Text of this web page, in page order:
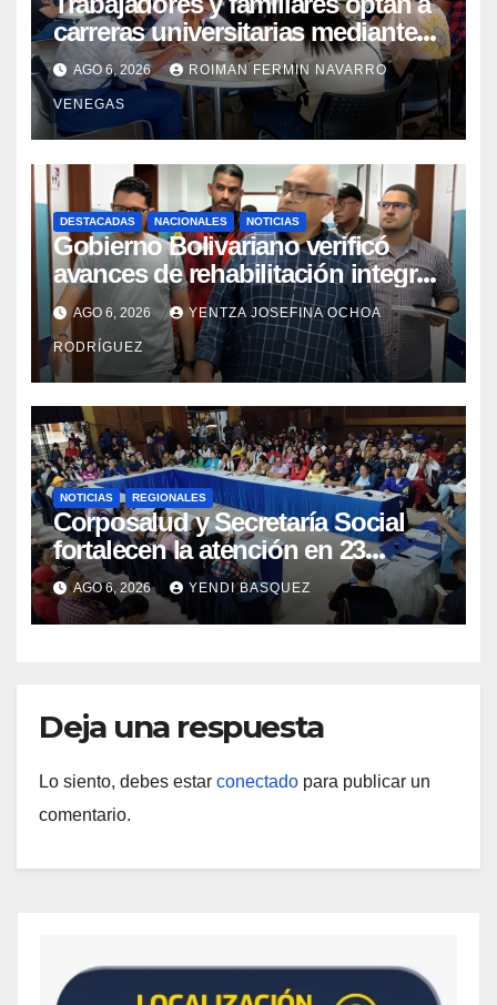
carreras universitarias mediante
convenio entre MinSalud y la UCV
AGO 6, 2026 ROIMAN FERMIN NAVARRO
VENEGAS
DESTACADAS NACIONALES NOTICIAS
Gobierno Bolivariano verificó
avances de rehabilitación integral
en el Hospital Dr. José María
Vargas
AGO 6, 2026 YENTZA JOSEFINA OCHOA
RODRÍGUEZ
NOTICIAS REGIONALES
Corposalud y Secretaría Social
fortalecen la atención en 23
municipios
AGO 6, 2026 YENDI BASQUEZ
Deja una respuesta
Lo siento, debes estar conectado para publicar un
comentario.